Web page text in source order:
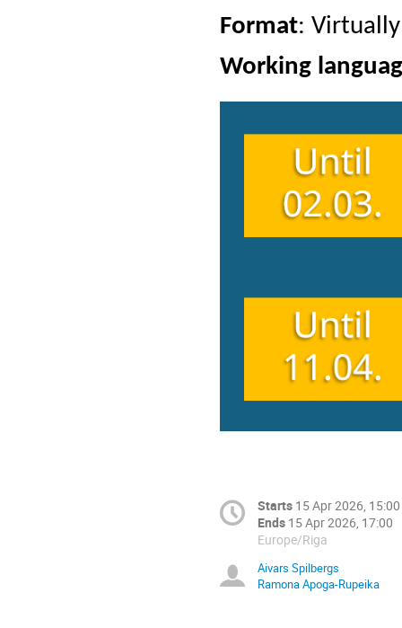
Format:
Working
Starts 15 Apr 2026, 15:00
Ends 15 Apr 2026, 17:00
Europe/Riga
Aivars Spilbergs
Ramona Apoga-Rupeika